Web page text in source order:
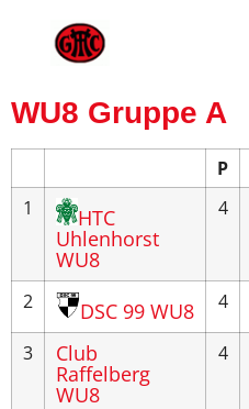
WU8 Gruppe A
P
1
HTC
Uhlenhorst
WU8
4
2 DSC 99 WU8 4
3 Club
Raffelberg
WU8
4